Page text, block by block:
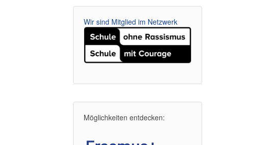
Wir sind Mitglied im Netzwerk
Möglichkeiten entdecken: